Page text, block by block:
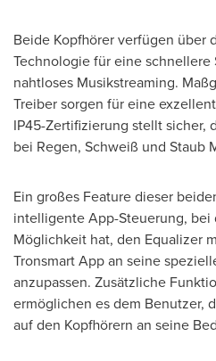
Beide Kopfhörer verfügen über
Technologie für eine
nahtloses Musikstreaming.
Treiber sorgen für eine
IP45-Zertifizierung stellt sicher,
bei Regen, Schweiß und Staub
Ein großes Feature dieser
intelligente App-Steuerung, bei
Möglichkeit hat, den Equalizer
Tronsmart App an seine
anzupassen. Zusätzliche
ermöglichen es dem Benutzer,
auf den Kopfhörern an seine